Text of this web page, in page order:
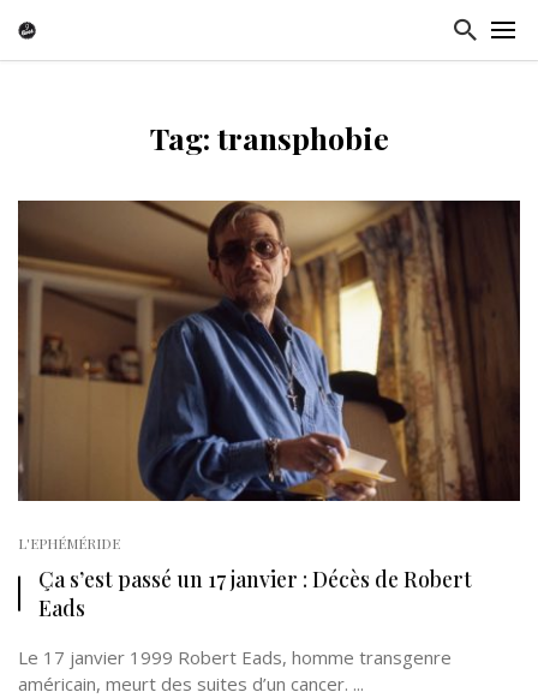
Tag: transphobie
L'EPHÉMÉRIDE
Ça s’est passé un 17 janvier : Décès de Robert
Eads
Le 17 janvier 1999 Robert Eads, homme transgenre
américain, meurt des suites d’un cancer. ...